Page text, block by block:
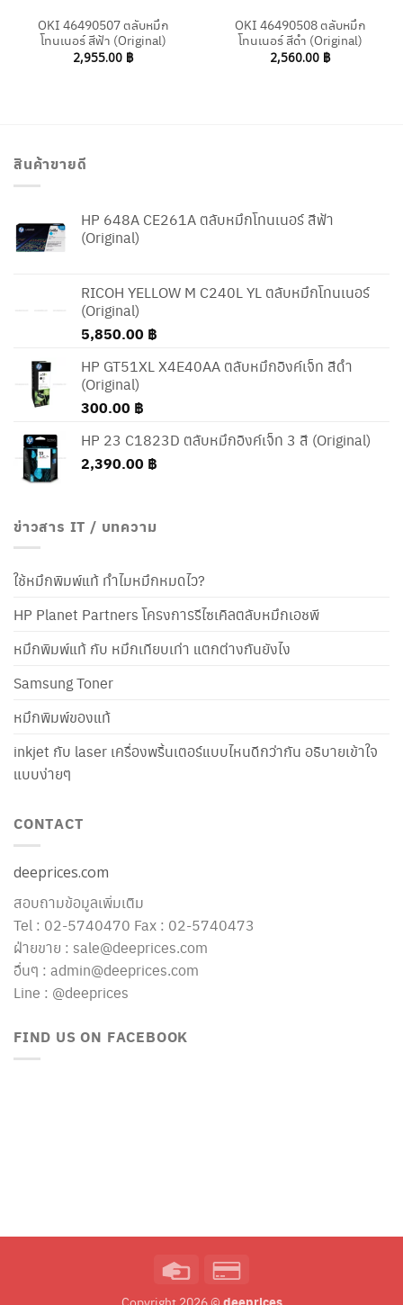
OKI 46490507 ตลับหมึก
โทนเนอร์ สีฟ้า (Original)
2,955.00 ฿
OKI 46490508 ตลับหมึก
โทนเนอร์ สีดำ (Original)
2,560.00 ฿
สินค้าขายดี
HP 648A CE261A ตลับหมึกโทนเนอร์ สีฟ้า
(Original)
RICOH YELLOW M C240L YL ตลับหมึกโทนเนอร์
(Original)
5,850.00 ฿
HP GT51XL X4E40AA ตลับหมึกอิงค์เจ็ท สีดำ
(Original)
300.00 ฿
HP 23 C1823D ตลับหมึกอิงค์เจ็ท 3 สี (Original)
2,390.00 ฿
ข่าวสาร IT / บทความ
ใช้หมึกพิมพ์แท้ ทำไมหมึกหมดไว?
HP Planet Partners โครงการรีไซเคิลตลับหมึกเอชพี
หมึกพิมพ์แท้ กับ หมึกเทียบเท่า แตกต่างกันยังไง
Samsung Toner
หมึกพิมพ์ของแท้
inkjet กับ laser เครื่องพริ้นเตอร์แบบไหนดีกว่ากัน อธิบายเข้าใจ
แบบง่ายๆ
CONTACT
deeprices.com
สอบถามข้อมูลเพิ่มเติม
Tel : 02-5740470 Fax : 02-5740473
ฝ่ายขาย : sale@deeprices.com
อื่นๆ : admin@deeprices.com
Line : @deeprices
FIND US ON FACEBOOK
Credit
Copyright 2026 © deeprices